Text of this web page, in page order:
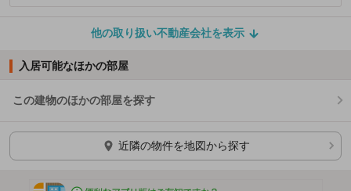
他の取り扱い不動産会社を表示
入居可能なほかの部屋
この建物のほかの部屋を探す
ほかの部屋を検索中…
近隣の物件を地図から探す